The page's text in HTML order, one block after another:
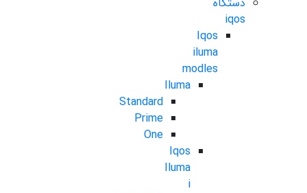
iqos
Iqos
iluma
modles
Iluma
Standard
Prime
One
Iqos
Iluma
i